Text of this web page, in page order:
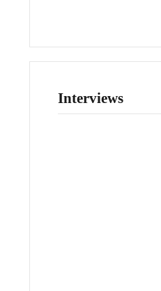
Interviews